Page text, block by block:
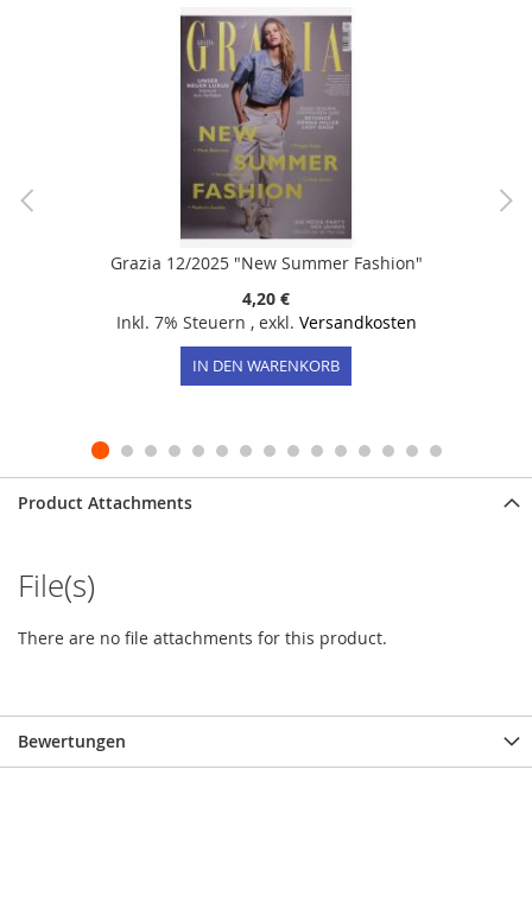
Grazia 12/2025 "New Summer Fashion"
4,20 €
Inkl. 7% Steuern , exkl. Versandkosten
IN DEN WARENKORB
Product Attachments
File(s)
There are no file attachments for this product.
Bewertungen